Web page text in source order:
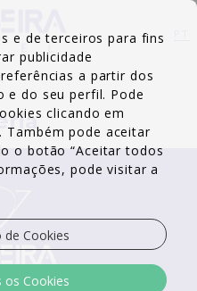
e de terceiros para fins
publicidade
a partir dos
e do seu perfil. Pode
clicando em
Também pode aceitar
o botão “Aceitar todos
pode visitar a
de Cookies
os Cookies